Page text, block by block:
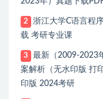
2
浙江大学C语言程
载 考研专业课
3
最新（2009-2023
案解析（无水印版 打
印版 2024考研